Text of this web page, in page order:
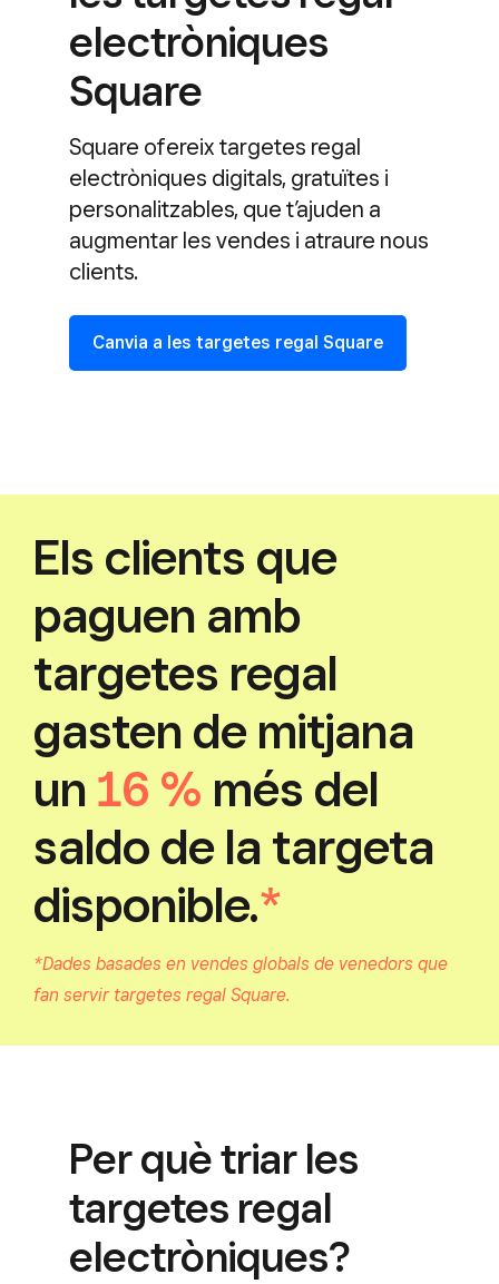
electròniques
Square
Square ofereix targetes regal
electròniques digitals, gratuïtes i
personalitzables, que t’ajuden a
augmentar les vendes i atraure nous
clients.
Canvia a les targetes regal Square
Els clients que
paguen amb
targetes regal
gasten de mitjana
un 16 % més del
saldo de la targeta
disponible.*
*Dades basades en vendes globals de venedors que
fan servir targetes regal Square.
Per què triar les
targetes regal
electròniques?